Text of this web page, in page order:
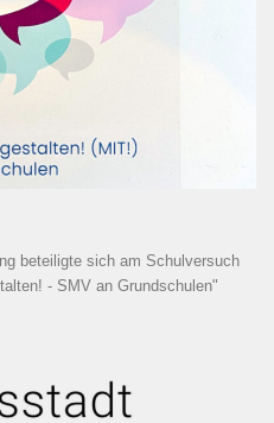
beteiligte sich am Schulversuch
- SMV an Grundschulen"